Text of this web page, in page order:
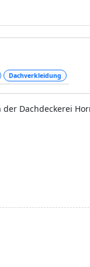
Dachverkleidung
Dachdeckerei